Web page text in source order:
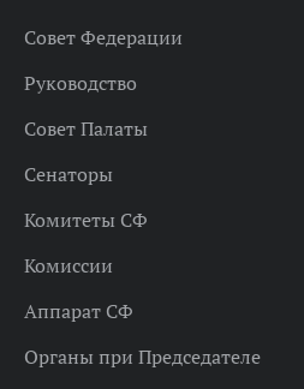
Совет Федерации
Руководство
Совет Палаты
Сенаторы
Комитеты СФ
Комиссии
Аппарат СФ
Органы при Председателе